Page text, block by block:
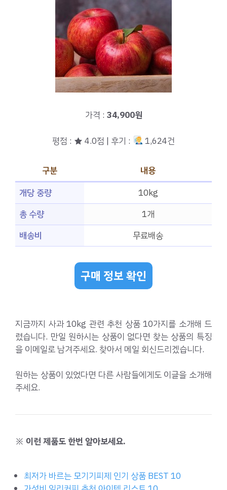
가격 : 34,900원
평점 : ★ 4.0점 | 후기 : 1,624건
구분
내용
개당 중량
10kg
총 수량
1개
배송비
무료배송
구매 정보 확인
지금까지 사과 10kg 관련 추천 상품 10가지를 소개해 드
렸습니다. 만일 원하시는 상품이 없다면 찾는 상품의 특징
을 이메일로 남겨주세요. 찾아서 메일 회신드리겠습니다.
원하는 상품이 있었다면 다른 사람들에게도 이글을 소개해
주세요.
※ 이런 제품도 한번 알아보세요.
최저가 바르는 모기기피제 인기 상품 BEST 10